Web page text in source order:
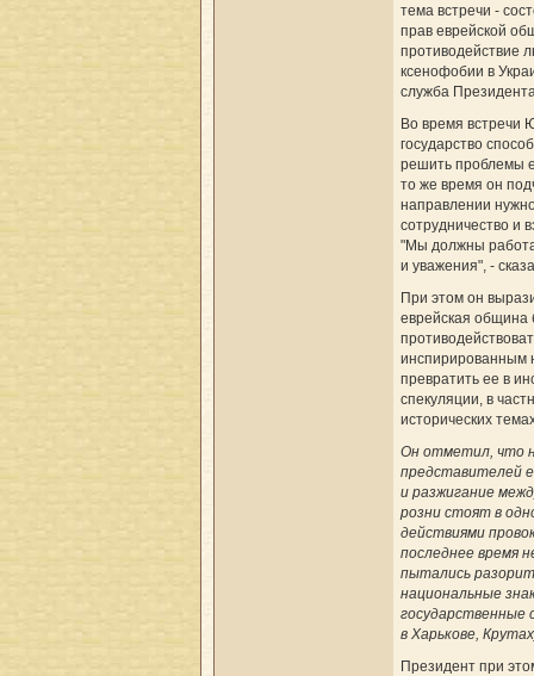
тема встречи -
прав еврейской
противодействие
ксенофобии в
служба
Во время встречи
государство
решить проблемы
то же время он
направлении
сотрудничество и
"Мы должны
и уважения", -
При этом он
еврейская община
инспирированным
превратить ее в
спекуляции, в
исторических
Он отметил, что
представителей
и разжигание
розни стоят в
действиями
последнее время
пытались
национальные
государственные
в Харькове,
Президент при